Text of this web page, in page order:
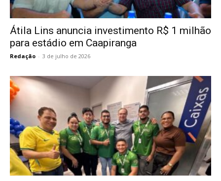
Átila Lins anuncia investimento R$ 1 milhão
para estádio em Caapiranga
Redação - 3 de julho de 2026